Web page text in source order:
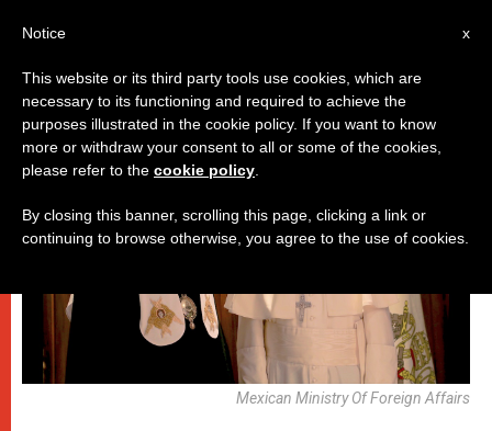
باباوات,زيارات,لقاءات
Mexican Ministry Of Foreign Affairs
x
Notice
This website or its third party tools use cookies, which are
necessary to its functioning and required to achieve the
purposes illustrated in the cookie policy. If you want to know
more or withdraw your consent to all or some of the cookies,
please refer to the cookie policy
By closing this banner, scrolling this page, clicking a link or
continuing to browse otherwise, you agree to the use of cookies.